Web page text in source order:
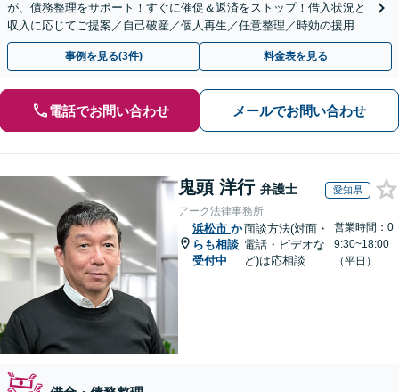
が、債務整理をサポート！すぐに催促＆返済をストップ！借入状況と
収入に応じてご提案／自己破産／個人再生／任意整理／時効の援用に
関するご相談も可能【完全個室】【メール予約可】
事例を見る(3件) 料金表を見る
電話でお問い合わせ メールでお問い合わせ
鬼頭 洋行 弁護士 愛知県
アーク法律事務所
浜松市 か
らも相談
受付中
面談方法(対面・
電話・ビデオな
ど)は応相談
営業時間：0
9:30~18:00
（平日）